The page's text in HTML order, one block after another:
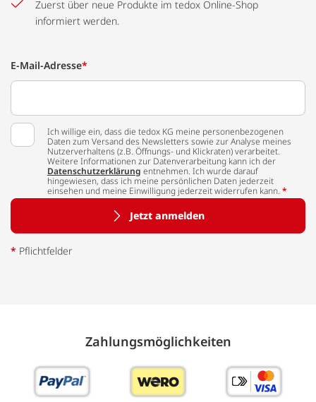
Zuerst über neue Produkte im tedox Online-Shop
informiert werden.
E-Mail-Adresse*
Ich willige ein, dass die tedox KG meine personenbezogenen
Daten zum Versand des Newsletters sowie zur Analyse meines
Nutzerverhaltens (z.B. Öffnungs- und Klickraten) verarbeitet.
Weitere Informationen zur Datenverarbeitung kann ich der
Datenschutzerklärung entnehmen. Ich wurde darauf
hingewiesen, dass ich meine persönlichen Daten jederzeit
einsehen und meine Einwilligung jederzeit widerrufen kann. *
Jetzt anmelden
* Pflichtfelder
Zahlungs­möglich­keiten